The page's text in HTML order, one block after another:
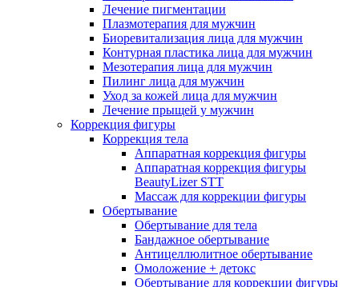
Лечение пигментации
Плазмотерапия для мужчин
Биоревитализация лица для мужчин
Контурная пластика лица для мужчин
Мезотерапия лица для мужчин
Пилинг лица для мужчин
Уход за кожей лица для мужчин
Лечение прыщей у мужчин
Коррекция фигуры
Коррекция тела
Аппаратная коррекция фигуры
Аппаратная коррекция фигуры
BeautyLizer STT
Массаж для коррекции фигуры
Обертывание
Обертывание для тела
Бандажное обертывание
Антицеллюлитное обертывание
Омоложение + детокс
Обертывание для коррекции фигуры